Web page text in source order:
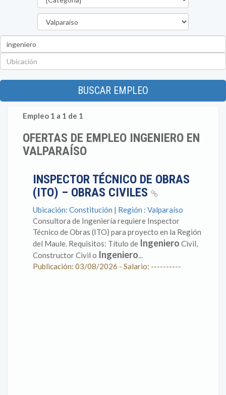
BUSCAR EMPLEO
Empleo 1 a 1 de 1
OFERTAS DE EMPLEO INGENIERO EN
VALPARAÍSO
INSPECTOR TÉCNICO DE OBRAS
(ITO) – OBRAS CIVILES
Ubicación: Constitución | Región : Valparaíso
Consultora de Ingeniería requiere Inspector
Técnico de Obras (ITO) para proyecto en la Región
del Maule. Requisitos: Título de Ingeniero Civil,
Constructor Civil o Ingeniero...
Publicación: 03/08/2026 - Salario: ----------